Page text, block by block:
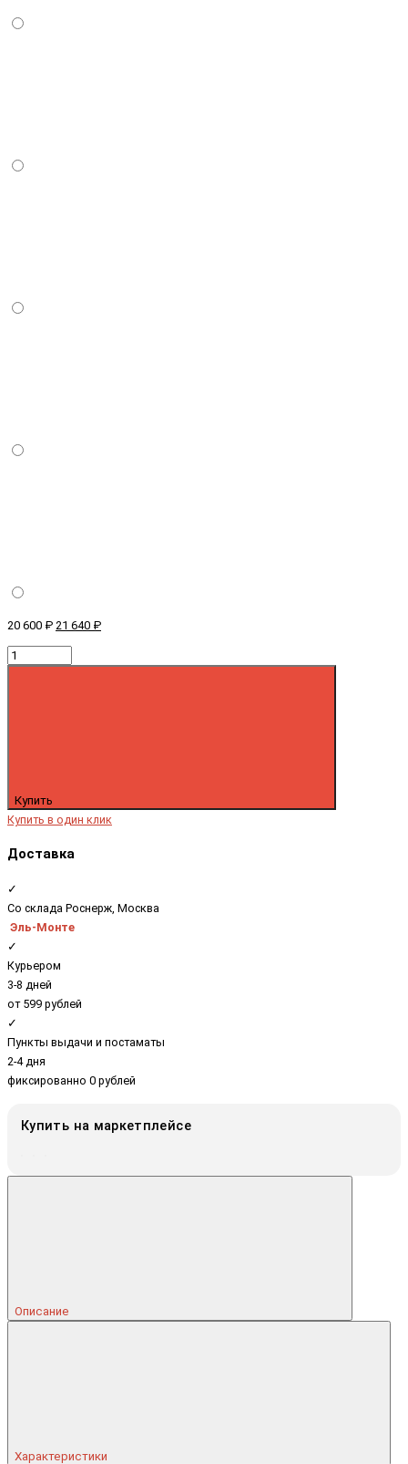
20 600 ₽ 21 640 ₽
Купить
Купить в один клик
Доставка
✓
Со склада Роснерж, Москва
Эль-Монте
✓
Курьером
3-8 дней
от 599 рублей
✓
Пункты выдачи и постаматы
2-4 дня
фиксированно 0 рублей
Купить на маркетплейсе
Описание
Характеристики